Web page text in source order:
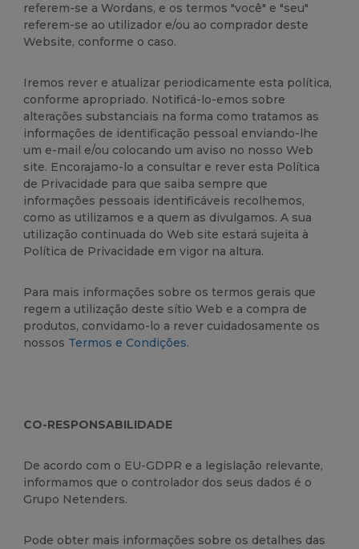
referem-se a Wordans, e os termos "você" e "seu"
referem-se ao utilizador e/ou ao comprador deste
Website, conforme o caso.
Iremos rever e atualizar periodicamente esta política,
conforme apropriado. Notificá-lo-emos sobre
alterações substanciais na forma como tratamos as
informações de identificação pessoal enviando-lhe
um e-mail e/ou colocando um aviso no nosso Web
site. Encorajamo-lo a consultar e rever esta Política
de Privacidade para que saiba sempre que
informações pessoais identificáveis recolhemos,
como as utilizamos e a quem as divulgamos. A sua
utilização continuada do Web site estará sujeita à
Política de Privacidade em vigor na altura.
Para mais informações sobre os termos gerais que
regem a utilização deste sítio Web e a compra de
produtos, convidamo-lo a rever cuidadosamente os
nossos Termos e Condições.
CO-RESPONSABILIDADE
De acordo com o EU-GDPR e a legislação relevante,
informamos que o controlador dos seus dados é o
Grupo Netenders.
Pode obter mais informações sobre os detalhes das